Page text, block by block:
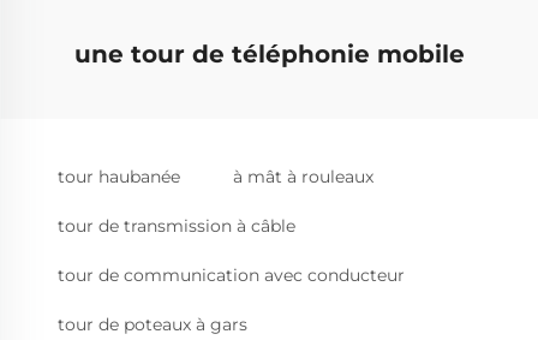
une tour de téléphonie mobile
tour haubanée à mât à rouleaux
tour de transmission à câble
tour de communication avec conducteur
tour de poteaux à gars